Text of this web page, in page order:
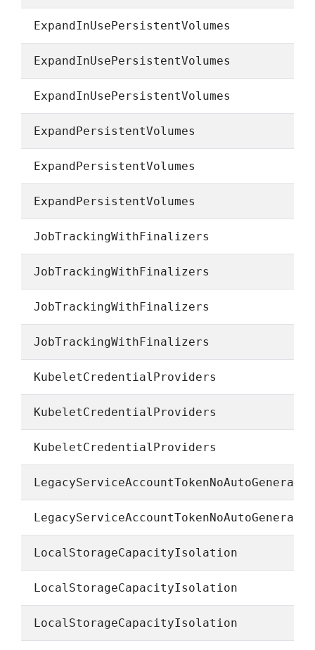
ExpandInUsePersistentVolumes
ExpandInUsePersistentVolumes
ExpandInUsePersistentVolumes
ExpandPersistentVolumes
ExpandPersistentVolumes
ExpandPersistentVolumes
JobTrackingWithFinalizers
JobTrackingWithFinalizers
JobTrackingWithFinalizers
JobTrackingWithFinalizers
KubeletCredentialProviders
KubeletCredentialProviders
KubeletCredentialProviders
LocalStorageCapacityIsolation
LocalStorageCapacityIsolation
LocalStorageCapacityIsolation